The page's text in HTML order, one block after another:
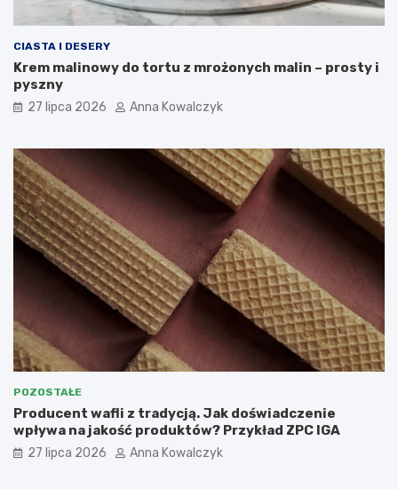
CIASTA I DESERY
Krem malinowy do tortu z mrożonych malin – prosty i
pyszny
27 lipca 2026 Anna Kowalczyk
POZOSTAŁE
Producent wafli z tradycją. Jak doświadczenie
wpływa na jakość produktów? Przykład ZPC IGA
27 lipca 2026 Anna Kowalczyk